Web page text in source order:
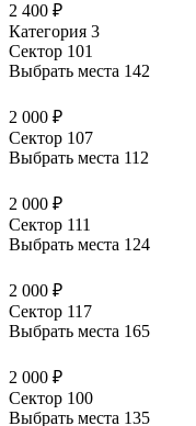
2 400 ₽
Категория 3
Сектор 101
Выбрать места 142
2 000 ₽
Сектор 107
Выбрать места 112
2 000 ₽
Сектор 111
Выбрать места 124
2 000 ₽
Сектор 117
Выбрать места 165
2 000 ₽
Сектор 100
Выбрать места 135